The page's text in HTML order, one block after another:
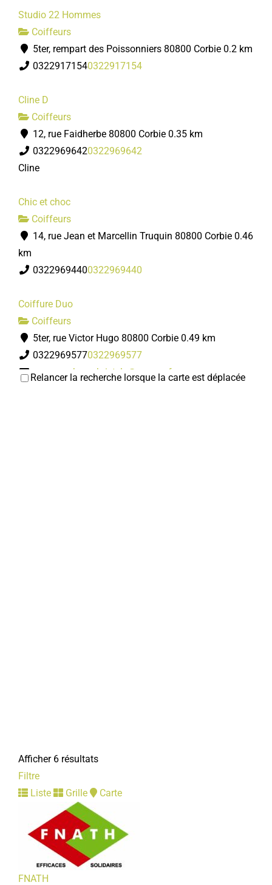
Studio 22 Hommes
Coiffeurs
5ter, rempart des Poissonniers 80800 Corbie 0.2 km
03229171540322917154
Cline D
Coiffeurs
12, rue Faidherbe 80800 Corbie 0.35 km
03229696420322969642
Cline
Chic et choc
Coiffeurs
14, rue Jean et Marcellin Truquin 80800 Corbie 0.46
km
03229694400322969440
Coiffure Duo
Coiffeurs
5ter, rue Victor Hugo 80800 Corbie 0.49 km
03229695770322969577
gourguechon.christele@orange.fr
Relancer la recherche lorsque la carte est déplacée
Afficher 6 résultats
Filtre
Liste
Grille Carte
FNATH